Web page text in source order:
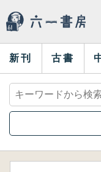
新刊 古書